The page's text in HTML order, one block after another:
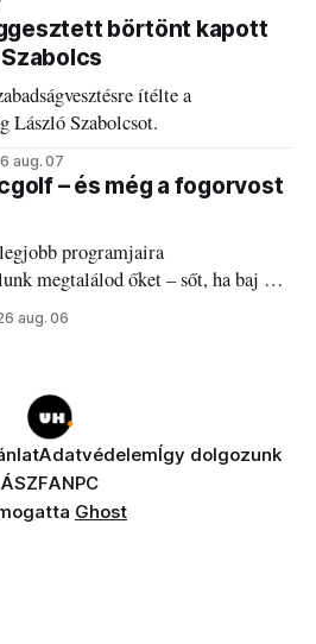
börtönt kapott
ítélte a
László Szabolcsot.
aug. 07
– és még a fogorvost
programjaira
megtalálod őket – sőt, ha baj van
is!
aug. 06
AdatvédelemÍgy dolgozunk
ÁSZFANPC
Ghost